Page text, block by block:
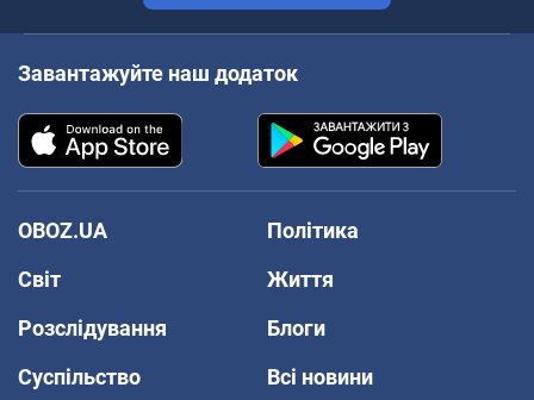
Завантажуйте наш додаток
OBOZ.UA
Політика
Світ
Життя
Розслідування
Блоги
Суспільство
Всі новини